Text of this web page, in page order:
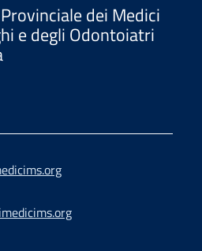
dei Medici
e degli Odontoiatri